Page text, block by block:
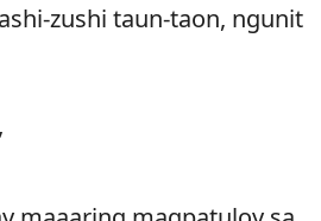
zushi taun-taon, ngunit